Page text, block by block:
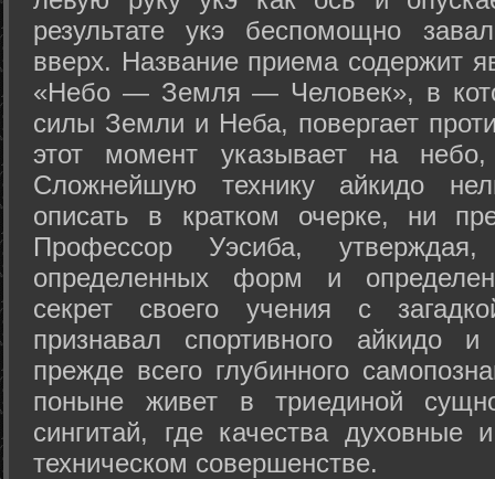
результате укэ беспомощно
вверх. Название приема содержит
«Небо — Земля — Человек», в
силы Земли и Неба, повергает
этот момент указывает на
Сложнейшую технику айкидо
описать в кратком очерке, ни
Профессор Уэсиба,
определенных форм и
секрет своего учения с
признавал спортивного айкидо
прежде всего глубинного
поныне живет в триединой
сингитай, где качества духовные
техническом совершенстве.